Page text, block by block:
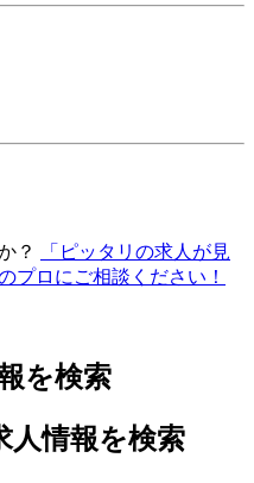
？
「ピッタリの求人が見
プロにご相談ください！
を検索
人情報を検索